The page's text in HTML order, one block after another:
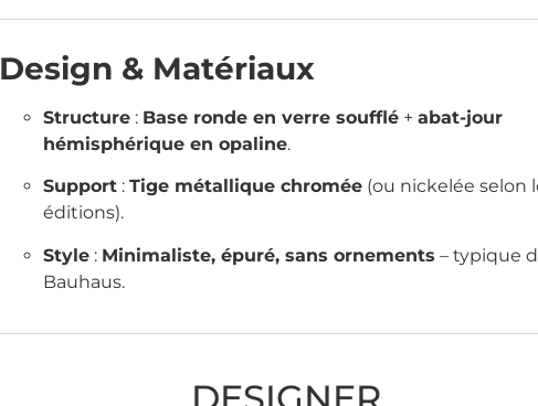
Design & Matériaux
Structure: Base ronde en verre soufflé+ abat-jour
hémisphérique en opaline.
Support: Tige métallique chromée(ou nickelée selon
éditions).
Style: Minimaliste, épuré, sans ornements – typique
Bauhaus.